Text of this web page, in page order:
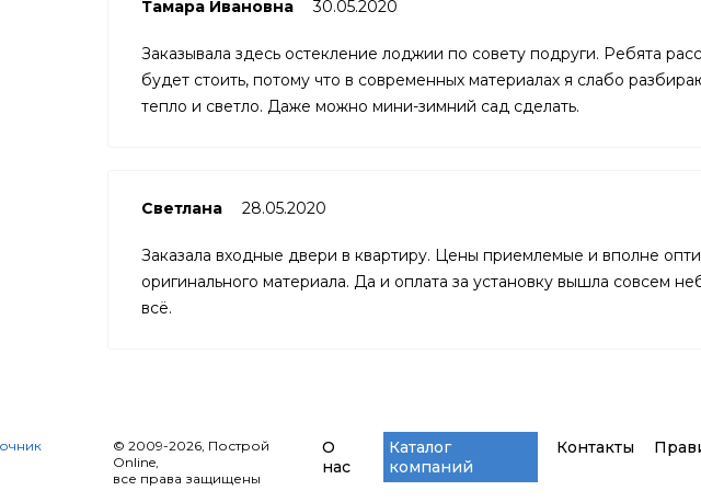
Тамара Ивановна 30.05.2020
Заказывала здесь остекление лоджии по совету подруги. Ребята
будет стоить, потому что в современных материалах я слабо
тепло и светло. Даже можно мини-зимний сад сделать.
Светлана 28.05.2020
Заказала входные двери в квартиру. Цены приемлемые и вполне
оригинального материала. Да и оплата за установку вышла совсем
всё.
© 2009-2026, Построй
Online,
все права защищены
О
нас
Каталог
компаний
Контакты